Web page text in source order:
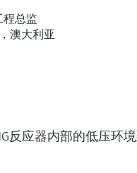
程总监
澳大利亚
反应器内部的低压环